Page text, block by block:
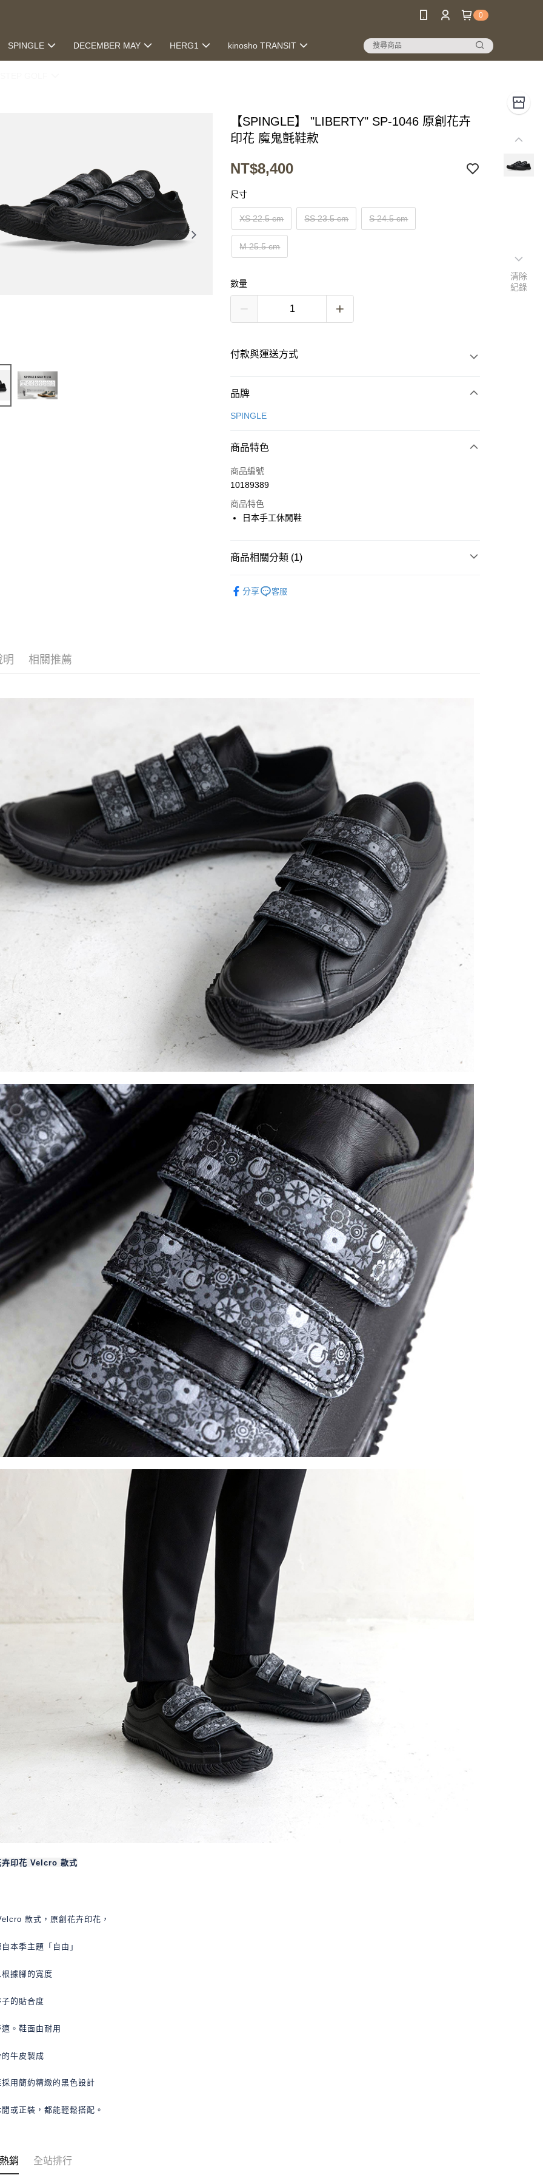
0
SPINGLE DECEMBER MAY HERG1 kinosho TRANSIT
【SPINGLE】 "LIBERTY" SP-1046 原創花卉
印花 魔鬼氈鞋款
NT$8,400
尺寸
XS 22.5 cm SS 23.5 cm S 24.5 cm
M 25.5 cm
數量
付款與運送方式
付款方式
信用卡一次付款
Apple Pay
街口支付
每筆NT$60
付款後7-11取貨
每筆NT$60
每筆NT$60
品牌
SPINGLE
商品特色
商品編號
10189389
商品特色
日本手工休閒鞋
商品相關分類 (1)
分享
客服
明 相關推薦
卉印花 Velcro 款式
款式，原創花卉印花，
本季主題「自由」
據腳的寬度
的貼合度
。鞋面由耐用
牛皮製成
用簡約精緻的黑色設計
或正裝，都能輕鬆搭配。
銷 全站排行
清除
紀錄